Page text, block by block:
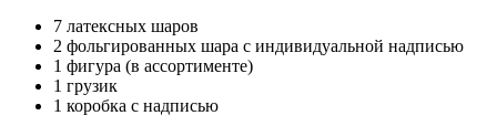
7 латексных шаров
2 фольгированных шара с индивидуальной надписью
1 фигура (в ассортименте)
1 грузик
1 коробка с надписью